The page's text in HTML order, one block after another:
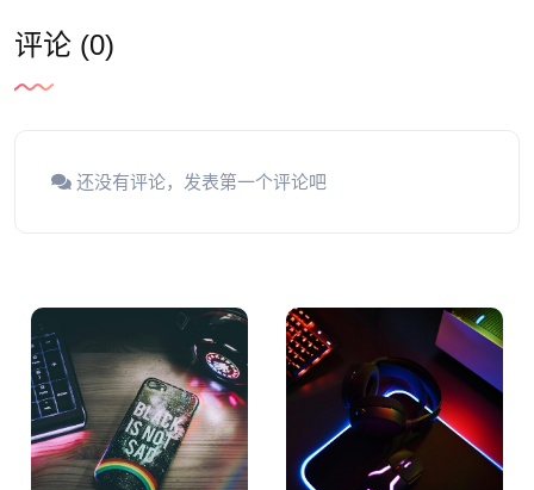
评论 (0)
还没有评论，发表第一个评论吧